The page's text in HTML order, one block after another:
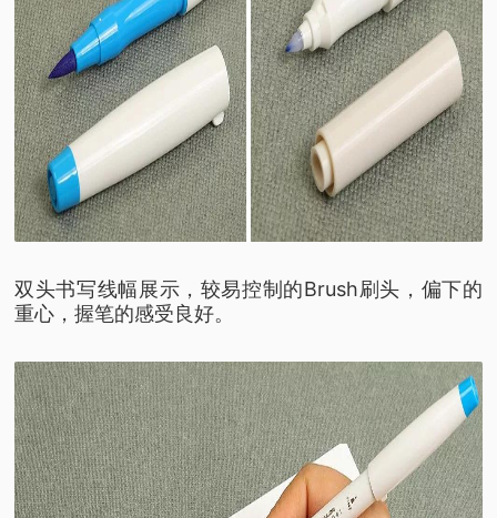
双头书写线幅展示，较易控制的Brush刷头，偏下的
重心，握笔的感受良好。